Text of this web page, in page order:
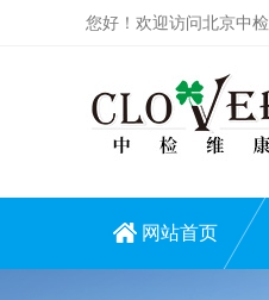
您好！欢迎访问北京中
网站首页